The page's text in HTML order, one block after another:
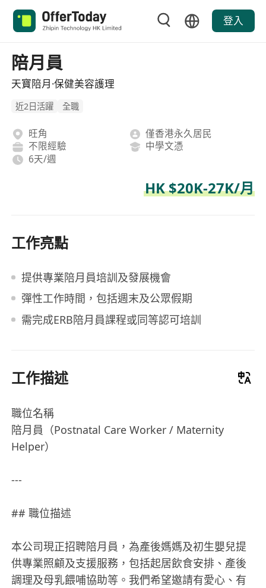
登入
陪月員
天寶陪月·保健美容護理
近2日活躍 全職
旺角
僅香港永久居民
不限經驗
中學文憑
6天/週
HK $20K-27K/月
工作亮點
提供專業陪月員培訓及發展機會
彈性工作時間，包括週末及公眾假期
需完成ERB陪月員課程或同等認可培訓
工作描述
職位名稱
陪月員（Postnatal Care Worker / Maternity
Helper）
---
## 職位描述
本公司現正招聘陪月員，為產後媽媽及初生嬰兒提
供專業照顧及支援服務，包括起居飲食安排、產後
調理及母乳餵哺協助等。我們希望邀請有愛心、有